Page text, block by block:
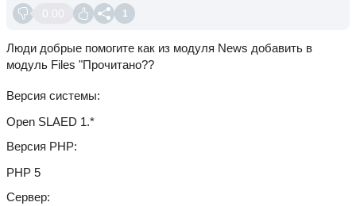
0.00 1
Люди добрые помогите как из модуля News добавить в
модуль Files "Прочитано??
Версия системы
Open SLAED 1.*
Версия PHP
PHP 5
Сервер